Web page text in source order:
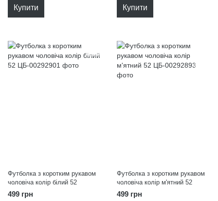
Купити Купити
Футболка з коротким рукавом
чоловіча колір білий 52
499 грн
Футболка з коротким рукавом
чоловіча колір м'ятний 52
499 грн